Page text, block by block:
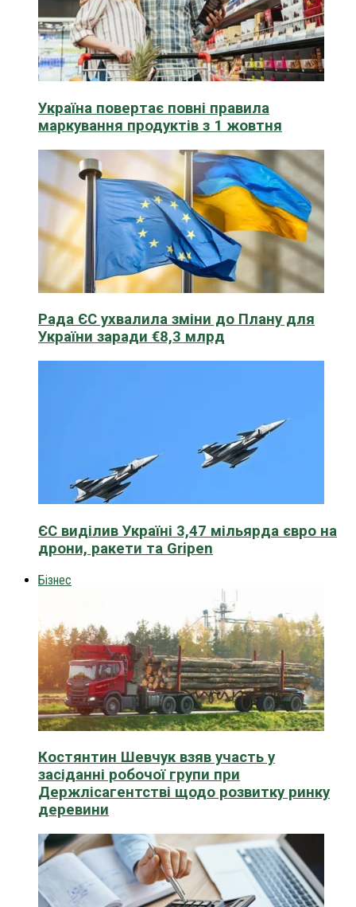
Україна повертає повні правила
маркування продуктів з 1 жовтня
Рада ЄС ухвалила зміни до Плану для
України заради €8,3 млрд
ЄС виділив Україні 3,47 мільярда євро на
дрони, ракети та Gripen
Бізнес
Костянтин Шевчук взяв участь у
засіданні робочої групи при
Держлісагентстві щодо розвитку ринку
деревини